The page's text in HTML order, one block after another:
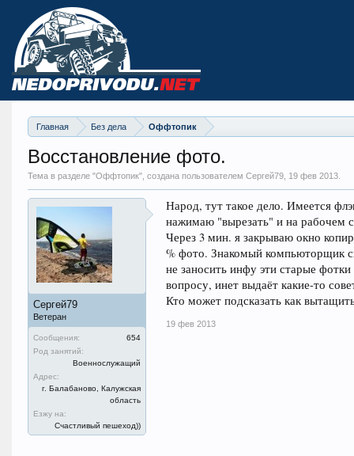
Главная Без дела Оффтопик
Восстановление фото.
Тема в разделе "Оффтопик", создана пользователем Сергей79, 19 фев 2013.
Сергей79
Ветеран
Сообщения:
654
Род занятий:
Военнослужащий
Адрес:
г. Балабаново, Калужская
область
Езжу на:
Счастливый пешеход))
Народ, тут такое дело. Имеется
нажимаю "вырезать" и на рабочем
Через 3 мин. я закрываю окно
% фото. Знакомый компьюторщик
не заносить инфу эти старые
вопросу, инет выдаёт какие-то
Кто может подсказать как
19 фев 2013